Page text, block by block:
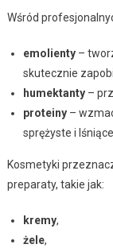
Wśród
emolienty–
skutecznie
humektanty–
proteiny–
sprężyste i lśniące.
Kosmetyki
preparaty, takie jak:
kremy,
żele,